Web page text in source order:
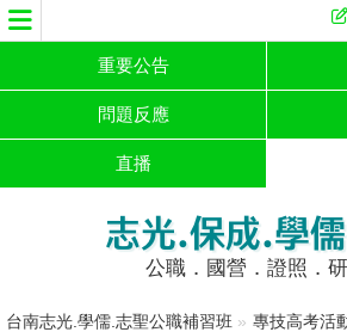
重要公告
問題反應
直播
志光.保成.學
公職．國營．證照．
台南志光.學儒.志聖公職補習班 » 專技高考活